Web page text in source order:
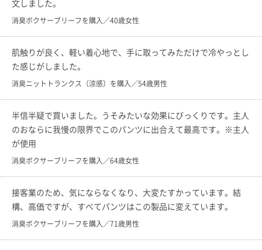
文しました。
消臭ボクサーブリーフを購入／40歳女性
肌触りが良く、軽い着心地で、手に取ってみただけで冷やっとし
た感じがしました。
消臭ニットトランクス（涼感）を購入／54歳男性
半信半疑で買いました。うそみたいな効果にびっくりです。主人
のおならに我慢の限界でこのパンツに出合えて最高です。※主人
が使用
消臭ボクサーブリーフを購入／64歳女性
接客業のため、気にならなくなり、大変たすかっています。結
構、高価ですが、すべてパンツはこの製品に変えています。
消臭ボクサーブリーフを購入／71歳男性